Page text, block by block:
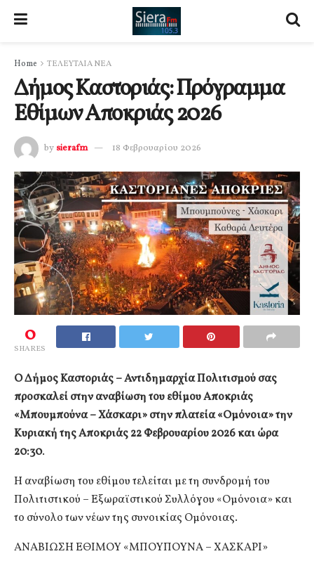
Home ΤΕΛΕΥΤΑΙΑ ΝΕΑ
Δήμος Καστοριάς: Πρόγραμμα
Εθίμων Αποκριάς 2026
by sierafm 18 Φεβρουαρίου 2026
0
SHARES
Ο Δήμος Καστοριάς – Αντιδημαρχία Πολιτισμού σας
προσκαλεί στην αναβίωση του εθίμου Αποκριάς
«Μπουμπούνα – Χάσκαρι» στην πλατεία «Ομόνοια» την
Κυριακή της Αποκριάς 22 Φεβρουαρίου 2026 και ώρα
20:30.
Η αναβίωση του εθίμου τελείται με τη συνδρομή του
Πολιτιστικού – Εξωραϊστικού Συλλόγου «Ομόνοια» και
το σύνολο των νέων της συνοικίας Ομόνοιας.
ΑΝΑΒΙΩΣΗ ΕΘΙΜΟΥ «ΜΠΟΥΠΟΥΝΑ – ΧΑΣΚΑΡΙ»